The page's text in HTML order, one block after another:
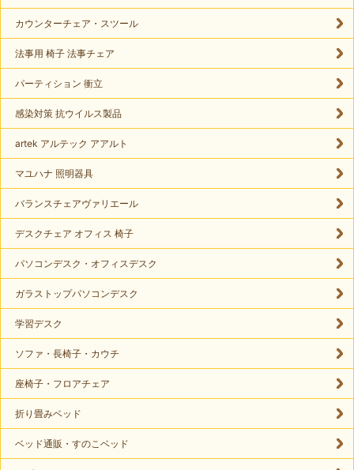
カウンターチェア・スツール
法事用 椅子 法事チェア
パーティション 衝立
感染対策 抗ウイルス製品
artek アルテック アアルト
マユハナ 照明器具
バランスチェアヴァリエール
デスクチェア オフィス 椅子
パソコンデスク・オフィスデスク
ガラストップパソコンデスク
学習デスク
ソファ・長椅子・カウチ
座椅子・フロアチェア
折り畳みベッド
ベッド通販・すのこベッド